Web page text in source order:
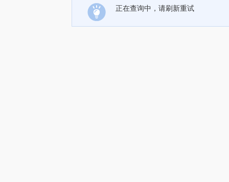
正在查询中，请刷新重试